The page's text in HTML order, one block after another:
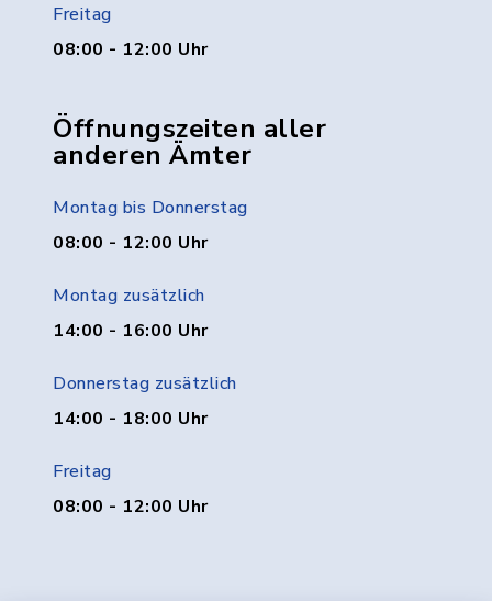
Freitag
08:00 - 12:00 Uhr
Öffnungszeiten aller
anderen Ämter
Montag bis Donnerstag
08:00 - 12:00 Uhr
Montag zusätzlich
14:00 - 16:00 Uhr
Donnerstag zusätzlich
14:00 - 18:00 Uhr
Freitag
08:00 - 12:00 Uhr